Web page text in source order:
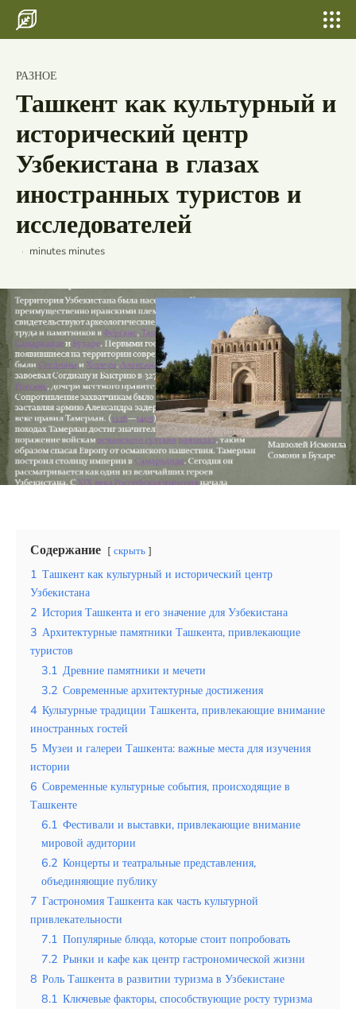
Карпаты пешие походы горные
приключения и лучшие горнолыжные
курорты Украины
Шатер для свадьбы и выпускных
Свадьбы
По городам
Страны
Россия
Исландия
Лаос
Эквадор
Топ мест отдыха
Анапа
Алтай
Калининград
Крым
Сочи
Египет
ОАЭ
Таиланд
Турция
Шри-Ланка
Вид отдыха
Горы
Море
Долина нарзанов и курорты с
целебными источниками для здоровья
и отдыха
РАЗНОЕ
Ташкент как культурный и
исторический центр
Узбекистана в глазах
иностранных туристов и
исследователей
minutes minutes
Содержание скрыть
1 Ташкент как культурный и исторический центр
Узбекистана
2 История Ташкента и его значение для Узбекистана
3 Архитектурные памятники Ташкента, привлекающие
туристов
3.1 Древние памятники и мечети
3.2 Современные архитектурные достижения
4 Культурные традиции Ташкента, привлекающие внимание
иностранных гостей
5 Музеи и галереи Ташкента: важные места для изучения
истории
6 Современные культурные события, происходящие в
Ташкенте
6.1 Фестивали и выставки, привлекающие внимание
мировой аудитории
6.2 Концерты и театральные представления,
объединяющие публику
7 Гастрономия Ташкента как часть культурной
привлекательности
7.1 Популярные блюда, которые стоит попробовать
7.2 Рынки и кафе как центр гастрономической жизни
8 Роль Ташкента в развитии туризма в Узбекистане
8.1 Ключевые факторы, способствующие росту туризма